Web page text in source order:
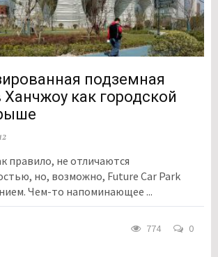
подземная
Ханчжоу как городской
правило, не отличаются
но, возможно, Future Car Park
Чем-то напоминающее ...
774 0